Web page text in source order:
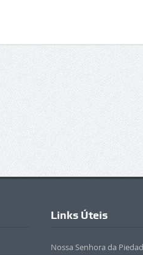
Links Úteis
Nossa Senhora da